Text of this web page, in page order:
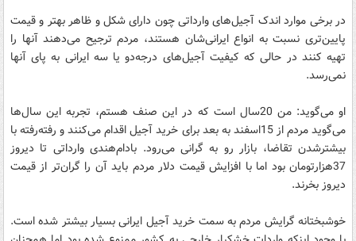
در برخی موارد اندک آجیل‌های وارداتی چون دارای شکل و ظاهر بهتر و قیمت
پایین‌تری نسبت به انواع ایرانی‌شان هستند، مردم ترجیح می‌دهند آنها را
تهیه کنند در حالی که کیفیت آجیل‌های درجه‌دو یا سه ایرانی به پای آنها
نمی‌رسد.
او می‌گوید: من 20سال است که در این صنف هستم، تجربه این سال‌ها
می‌گوید مردم از 15اسفند به بعد برای خرید آجیل اقدام می‌کنند و رفته‌رفته با
بیشترشدن تقاضا، بازار رو به گرانی می‌رود. بادام‌هندی وارداتی تا دیروز
37هزارتومان بود اما با افزایش قیمت دلار مردم باید آن را گران‌تر از قیمت
دیروز بخرند.
خوشبختانه گرایش مردم به سمت خرید آجیل ایرانی بسیار بیشتر شده است.